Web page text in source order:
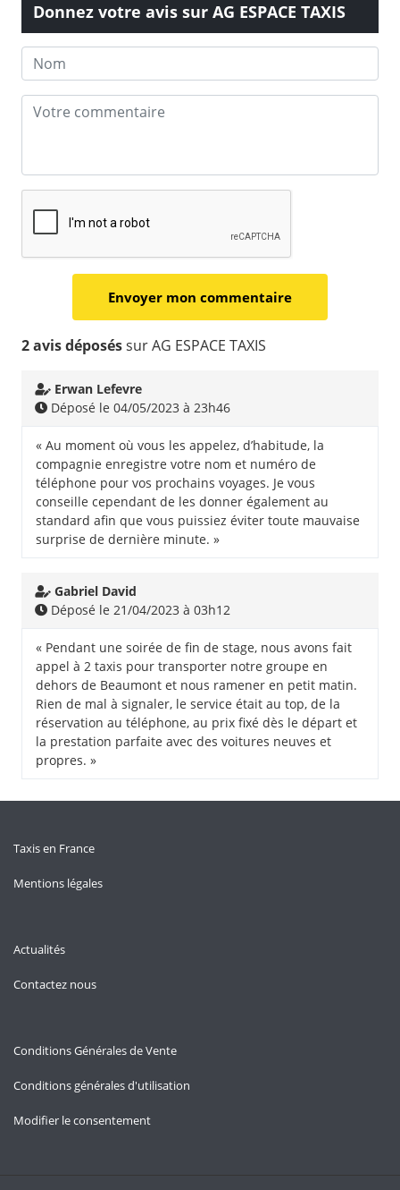
Donnez votre avis sur AG ESPACE TAXIS
2 avis déposéssur AG ESPACE TAXIS
Erwan Lefevre
Déposé le 04/05/2023 à 23h46
« Au moment où vous les appelez, d’habitude, la
compagnie enregistre votre nom et numéro de
téléphone pour vos prochains voyages. Je vous
conseille cependant de les donner également au
standard afin que vous puissiez éviter toute mauvaise
surprise de dernière minute. »
Gabriel David
Déposé le 21/04/2023 à 03h12
« Pendant une soirée de fin de stage, nous avons fait
appel à 2 taxis pour transporter notre groupe en
dehors de Beaumont et nous ramener en petit matin.
Rien de mal à signaler, le service était au top, de la
réservation au téléphone, au prix fixé dès le départ et
la prestation parfaite avec des voitures neuves et
propres. »
Taxis en France
Mentions légales
Actualités
Contactez nous
Conditions Générales de Vente
Conditions générales d'utilisation
Modifier le consentement